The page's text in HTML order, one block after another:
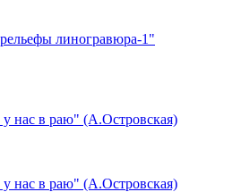
линогравюра-1"
нас в раю" (А.Островская)
нас в раю" (А.Островская)